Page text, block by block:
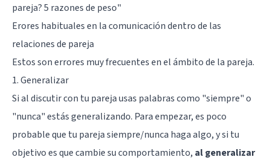
pareja? 5 razones de peso"
Erores habituales en la comunicación dentro de las
relaciones de pareja
Estos son errores muy frecuentes en el ámbito de la pareja.
1. Generalizar
Si al discutir con tu pareja usas palabras como "siempre" o
"nunca" estás generalizando. Para empezar, es poco
probable que tu pareja siempre/nunca haga algo, y si tu
objetivo es que cambie su comportamiento, al generalizar